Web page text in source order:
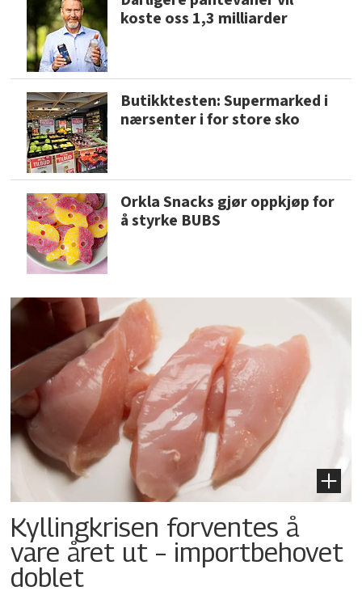
koste oss 1,3 milliarder
Butikktesten: Supermarked i
nærsenter i for store sko
Orkla Snacks gjør oppkjøp for
å styrke BUBS
Kyllingkrisen forventes å
vare året ut – importbehovet
doblet